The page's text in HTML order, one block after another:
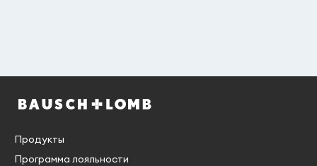
Продукты
Программа лояльности